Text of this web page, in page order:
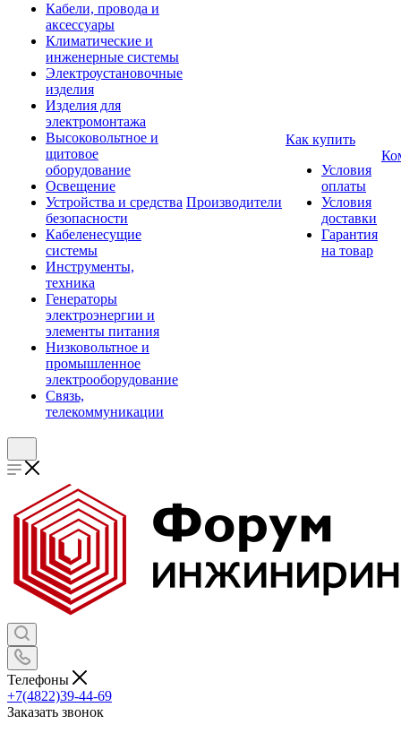
Кабели, провода и
аксессуары
Климатические и
инженерные системы
Электроустановочные
изделия
Изделия для
электромонтажа
Высоковольтное и
щитовое
оборудование
Освещение
Устройства и средства
безопасности
Кабеленесущие
системы
Инструменты,
техника
Генераторы
электроэнергии и
элементы питания
Низковольтное и
промышленное
электрооборудование
Связь,
телекоммуникации
Производители
Как купить
Условия
оплаты
Условия
доставки
Гарантия
на товар
Телефоны
+7(4822)39-44-69
Заказать звонок